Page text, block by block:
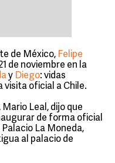
de México, Felipe
de noviembre en la
y Diego: vidas
visita oficial a Chile.
Leal, dijo que
de forma oficial
La Moneda,
al palacio de